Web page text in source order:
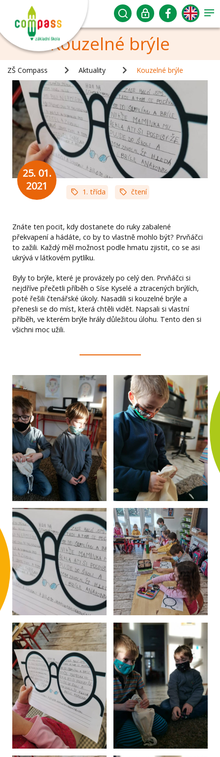
Kouzelné brýle
ZŠ Compass Aktuality Kouzelné brýle
25. 01.
2021
1. třída čtení
Znáte ten pocit, kdy dostanete do ruky zabalené
překvapení a hádáte, co by to vlastně mohlo být? Prvňáčci
to zažili. Každý měl možnost podle hmatu zjistit, co se asi
ukrývá v látkovém pytlíku.
Byly to brýle, které je provázely po celý den. Prvňáčci si
nejdříve přečetli příběh o Síse Kyselé a ztracených brýlích,
poté řešili čtenářské úkoly. Nasadili si kouzelné brýle a
přenesli se do míst, která chtěli vidět. Napsali si vlastní
příběh, ve kterém brýle hrály důležitou úlohu. Tento den si
všichni moc užili.